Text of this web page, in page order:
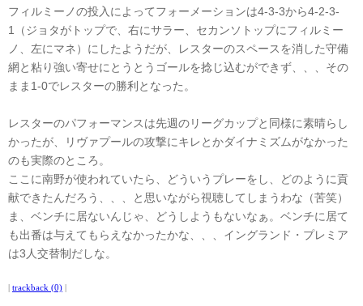
フィルミーノの投入によってフォーメーションは4-3-3から4-2-3-
1（ジョタがトップで、右にサラー、セカンソトップにフィルミー
ノ、左にマネ）にしたようだが、レスターのスペースを消した守備
網と粘り強い寄せにとうとうゴールを捻じ込むができず、、、その
まま1-0でレスターの勝利となった。
レスターのパフォーマンスは先週のリーグカップと同様に素晴らし
かったが、リヴァプールの攻撃にキレとかダイナミズムがなかった
のも実際のところ。
ここに南野が使われていたら、どういうプレーをし、どのように貢
献できたんだろう、、、と思いながら視聴してしまうわな（苦笑）
ま、ベンチに居ないんじゃ、どうしようもないなぁ。ベンチに居て
も出番は与えてもらえなかったかな、、、イングランド・プレミア
は3人交替制だしな。
| trackback (0) |